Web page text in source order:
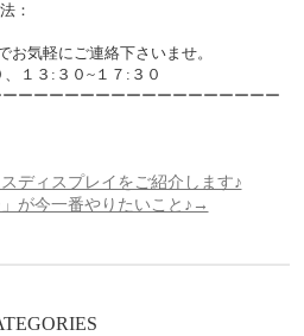
：
お気軽にご連絡下さいませ。
１３:３０~１７:３０
ーーーーーーーーーーーーーーーーー
ディスプレイをご紹介します♪
が今一番やりたいこと♪→